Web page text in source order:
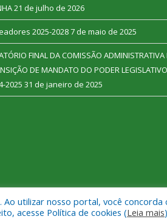
21 de julho de 2026
2025-20287 de maio de 2025
FINAL DA COMISSÃO ADMINISTRATIVA
DE MANDATO DO PODER LEGISLATIVO
2025 31 de janeiro de 2025
utilizar nosso portal, você concorda
acesse Política de cookies (Leia mais